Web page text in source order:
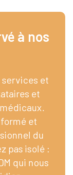
à nos
services et
et
et
du
pas isolé :
qui nous